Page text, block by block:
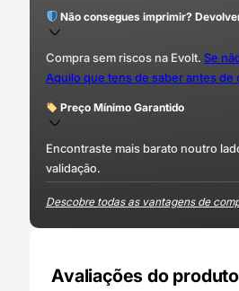
Não consegues imprimir?
Compra sem riscos na Evolt. Se
Aquilo que tens de saber antes de
Preço Mínimo Garantido
Encontraste mais barato noutro
validação.
Descobre todas as vantagens de
Avaliações do